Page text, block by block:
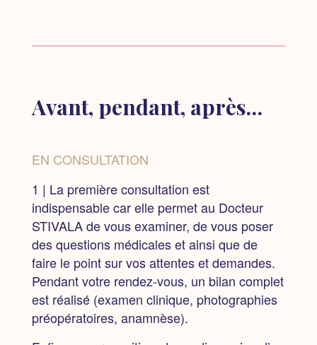
Avant, pendant, après…
EN CONSULTATION
1 | La première consultation est
indispensablecar elle permet au Docteur
STIVALA de vous examiner, de vous poser
des questions médicales et ainsi que de
faire le point sur vos attentes et demandes.
Pendant votre rendez-vous, un bilan complet
est réalisé(examen clinique, photographies
préopératoires, anamnèse).